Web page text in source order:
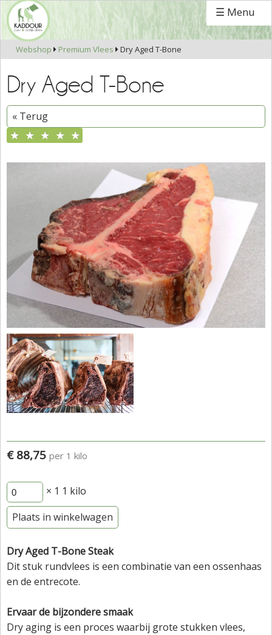
☰ Menu
Webshop  Premium Vlees  Dry Aged T-Bone
Dry Aged T-Bone
« Terug
★ ★ ★ ★ ★
€ 88,75 per 1 kilo
× 1 1 kilo
Plaats in winkelwagen
Dry Aged T-Bone Steak
Dit stuk rundvlees is een combinatie van een ossenhaas
en de entrecote.
Ervaar de bijzondere smaak
Dry aging is een proces waarbij grote stukken vlees,